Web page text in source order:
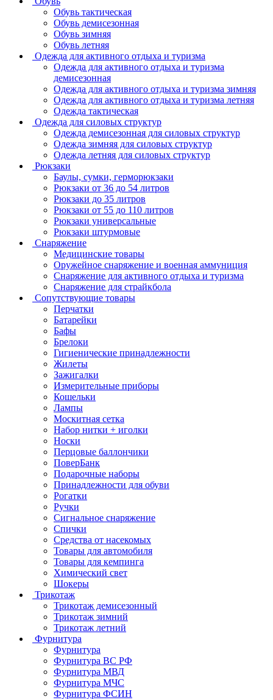
Обувь тактическая
Обувь демисезонная
Обувь зимняя
Обувь летняя
Одежда для активного отдыха и туризма
Одежда для активного отдыха и туризма
демисезонная
Одежда для активного отдыха и туризма зимняя
Одежда для активного отдыха и туризма летняя
Одежда тактическая
Одежда для силовых структур
Одежда демисезонная для силовых структур
Одежда зимняя для силовых структур
Одежда летняя для силовых структур
Рюкзаки
Баулы, сумки, герморюкзаки
Рюкзаки от 36 до 54 литров
Рюкзаки до 35 литров
Рюкзаки от 55 до 110 литров
Рюкзаки универсальные
Рюкзаки штурмовые
Снаряжение
Медицинские товары
Оружейное снаряжение и военная аммуниция
Снаряжение для активного отдыха и туризма
Снаряжение для страйкбола
Сопутствующие товары
Перчатки
Батарейки
Бафы
Брелоки
Гигиенические принадлежности
Жилеты
Зажигалки
Измерительные приборы
Кошельки
Лампы
Москитная сетка
Набор нитки + иголки
Носки
Перцовые баллончики
ПоверБанк
Подарочные наборы
Принадлежности для обуви
Рогатки
Ручки
Сигнальное снаряжение
Спички
Средства от насекомых
Товары для автомобиля
Товары для кемпинга
Химический свет
Шокеры
Трикотаж
Трикотаж демисезонный
Трикотаж зимний
Трикотаж летний
Фурнитура
Фурнитура
Фурнитура ВС РФ
Фурнитура МВД
Фурнитура МЧС
Фурнитура ФСИН